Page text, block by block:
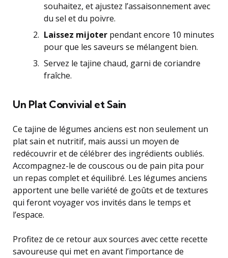
souhaitez, et ajustez l’assaisonnement avec
du sel et du poivre.
Laissez mijoter pendant encore 10 minutes
pour que les saveurs se mélangent bien.
Servez le tajine chaud, garni de coriandre
fraîche.
Un Plat Convivial et Sain
Ce tajine de légumes anciens est non seulement un
plat sain et nutritif, mais aussi un moyen de
redécouvrir et de célébrer des ingrédients oubliés.
Accompagnez-le de couscous ou de pain pita pour
un repas complet et équilibré. Les légumes anciens
apportent une belle variété de goûts et de textures
qui feront voyager vos invités dans le temps et
l’espace.
Profitez de ce retour aux sources avec cette recette
savoureuse qui met en avant l’importance de